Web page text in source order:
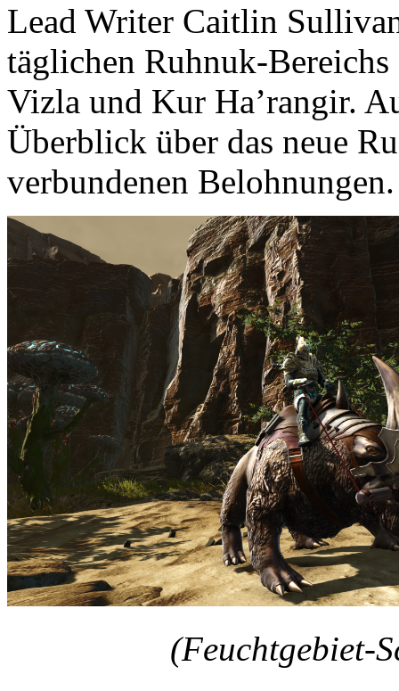
Lead Writer Caitlin
täglichen Ruhnuk-
Vizla und Kur Ha’rangir.
Überblick über das neue
verbundenen Belohnungen.
(Feuchtgebiet-